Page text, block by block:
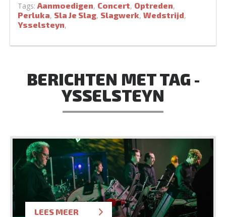
Tags:Aanmoedigen, Concert, Optreden,
Perluka, Sla Je Slag, Slagwerk, Wedstrijd,
Ysselsteyn,
BERICHTEN MET TAG -
YSSELSTEYN
LEES MEER